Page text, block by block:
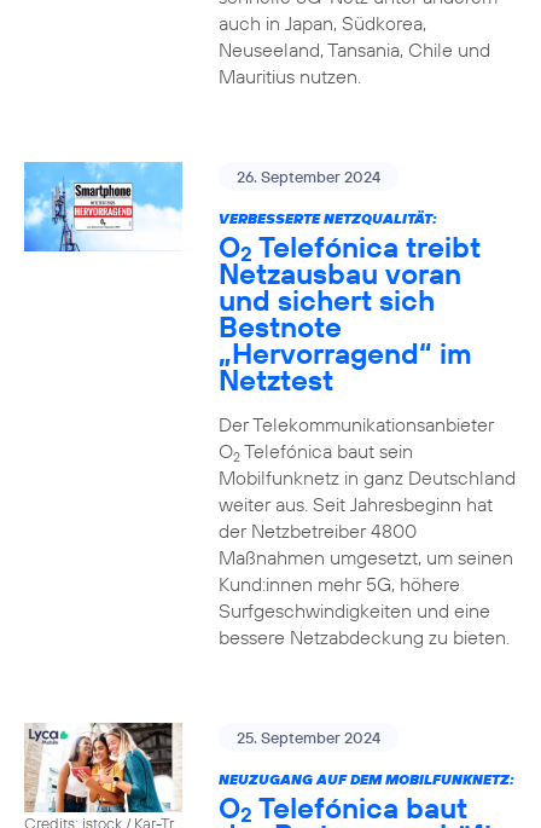
auch in Japan, Südkorea,
Neuseeland, Tansania, Chile und
Mauritius nutzen.
26. September 2024
VERBESSERTE NETZQUALITÄT:
O2 Telefónica treibt
Netzausbau voran
und sichert sich
Bestnote
„Hervorragend“ im
Netztest
Der Telekommunikationsanbieter
O2Telefónica baut sein
Mobilfunknetz in ganz Deutschland
weiter aus. Seit Jahresbeginn hat
der Netzbetreiber 4800
Maßnahmen umgesetzt, um seinen
Kund:innen mehr 5G, höhere
Surfgeschwindigkeiten und eine
bessere Netzabdeckung zu bieten.
Credits: istock / Kar-Tr
25. September 2024
NEUZUGANG AUF DEM MOBILFUNKNETZ:
O2 Telefónica baut